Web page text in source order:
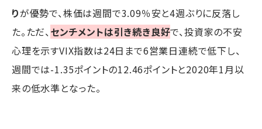
りが優勢で、株価は週間で3.09％安と4週ぶりに反落し
た。ただ、 センチメントは引き続き良好で、投資家の不安
心理を示すVIX指数は24日まで6営業日連続で低下し、
週間では-1.35ポイントの12.46ポイントと2020年1月以
来の低水準となった。